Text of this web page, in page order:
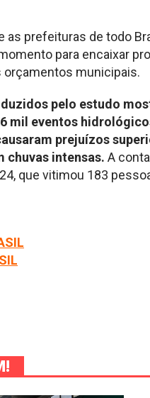
as prefeituras de todo
para encaixar
orçamentos municipais.
pelo estudo
mil eventos
prejuízos
chuvas intensas. A
que vitimou 183